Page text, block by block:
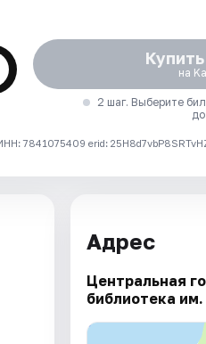
на
2 шаг. Выберите
erid:
Адрес
Центральная
библиотека